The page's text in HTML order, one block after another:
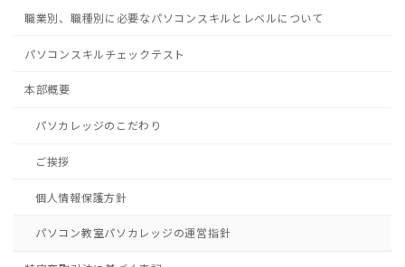
職業別、職種別に必要なパソコンスキルとレベルについて
パソコンスキルチェックテスト
本部概要
パソカレッジのこだわり
ご挨拶
個人情報保護方針
パソコン教室パソカレッジの運営指針